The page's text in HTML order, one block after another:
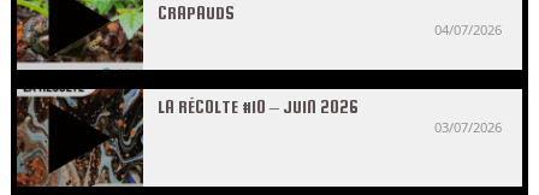
CRAPAUDS
04/07/2026
LA RÉCOLTE #10 – JUIN 2026
03/07/2026